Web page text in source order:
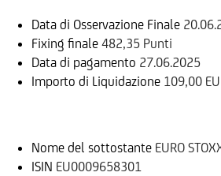
Data di Osservazione Finale
Fixing finale 482,35 Punti
Data di pagamento 27.06.2025
Importo di Liquidazione 109,00
Nome del sottostante EURO
ISIN EU0009658301